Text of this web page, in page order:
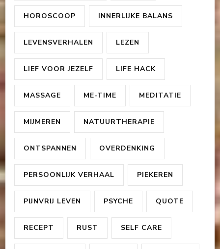
HOROSCOOP INNERLIJKE BALANS
LEVENSVERHALEN LEZEN
LIEF VOOR JEZELF LIFE HACK
MASSAGE ME-TIME MEDITATIE
MIJMEREN NATUURTHERAPIE
ONTSPANNEN OVERDENKING
PERSOONLIJK VERHAAL PIEKEREN
PIJNVRIJ LEVEN PSYCHE QUOTE
RECEPT RUST SELF CARE